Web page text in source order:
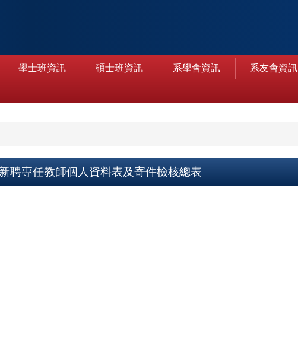
學士班資訊 碩士班資訊 系學會資訊 系友會資訊
聘專任教師個人資料表及寄件檢核總表